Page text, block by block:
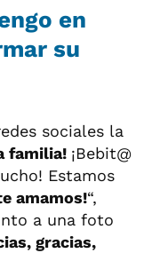
en
su
sociales la
familia! ¡Bebit@
Estamos
amamos!“,
a una foto
gracias,